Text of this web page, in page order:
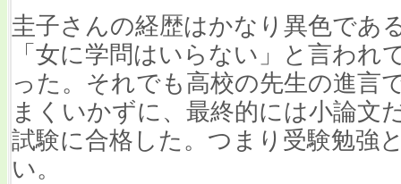
圭子さんの経歴はかなり異色であ
「女に学問はいらない」と言われ
った。それでも高校の先生の進言
まくいかずに、最終的には小論文
試験に合格した。つまり受験勉強
い。